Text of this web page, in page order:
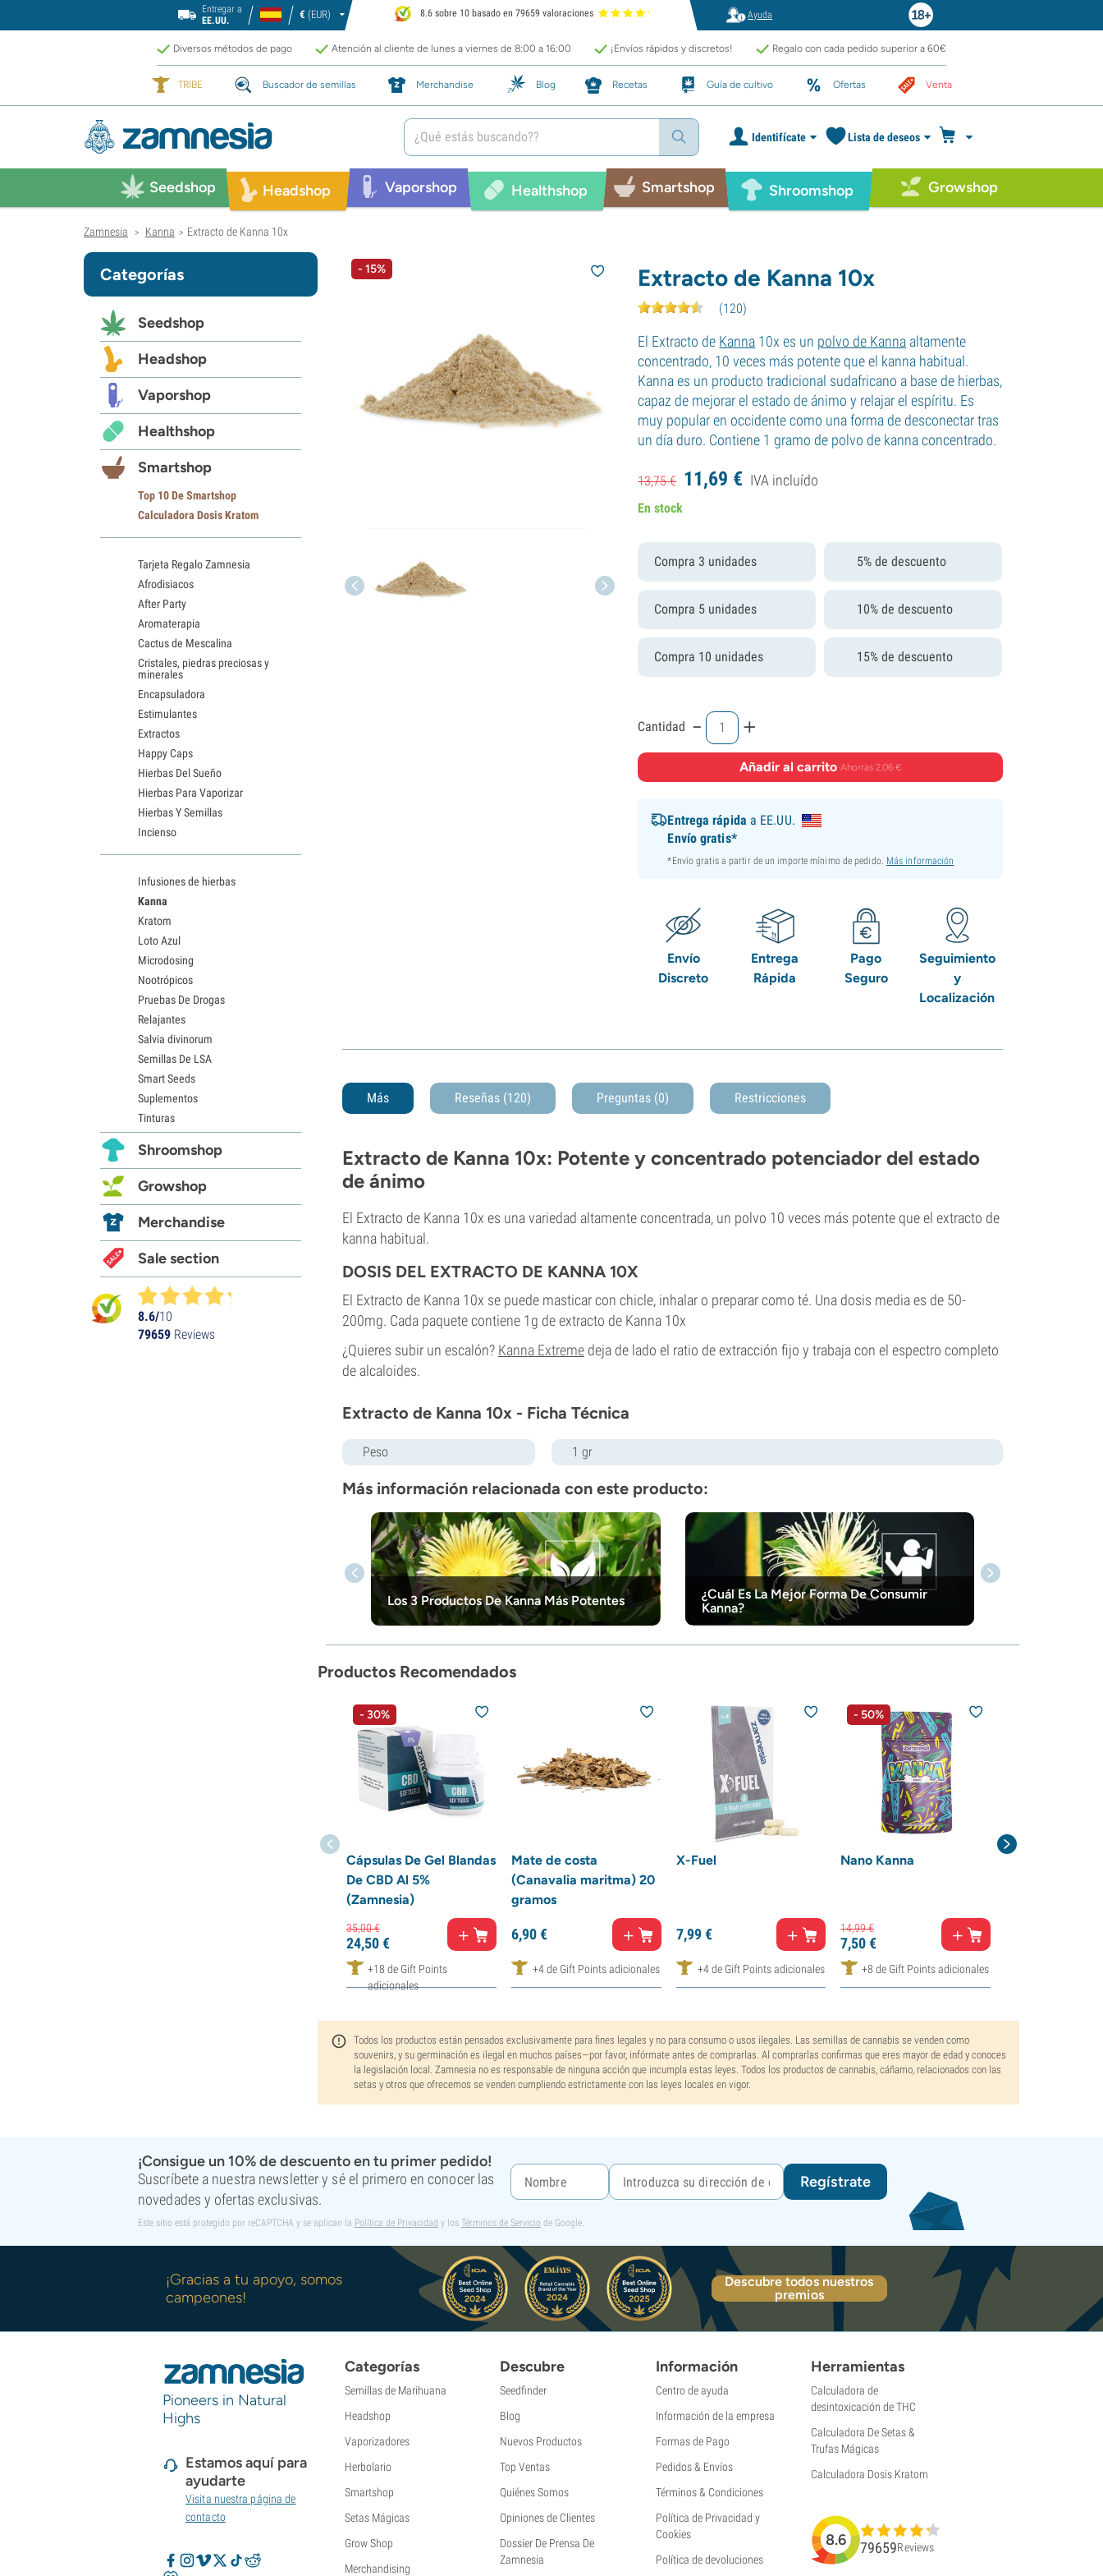
Entregar a
EE.UU.
€ (EUR) 8.6 sobre 10 basado en 79659 valoraciones Ayuda
Diversos métodos de pago Atención al cliente de lunes a viernes de 8:00 a 16:00 ¡Envíos rápidos y discretos! Regalo con cada pedido superior a 60€
TRIBE Buscador de semillas Merchandise Blog Recetas Guía de cultivo Ofertas Venta
Identifícate Lista de deseos
Seedshop Headshop Vaporshop Healthshop Smartshop Shroomshop Growshop
Zamnesia > Kanna > Extracto de Kanna 10x
- 15% Extracto de Kanna 10x
(120)
El Extracto de Kanna 10x es un polvo de Kanna altamente
concentrado, 10 veces más potente que el kanna habitual.
Kanna es un producto tradicional sudafricano a base de hierbas,
capaz de mejorar el estado de ánimo y relajar el espíritu. Es
muy popular en occidente como una forma de desconectar tras
un día duro. Contiene 1 gramo de polvo de kanna concentrado.
13,75€ 11,69 € IVA incluído
En stock
Compra 3 unidades 5% de descuento
Compra 5 unidades 10% de descuento
Compra 10 unidades 15% de descuento
Cantidad - +
Añadir al carrito·Ahorras 2,06 €
Entrega rápida a EE.UU.
Envío gratis*
*Envío gratis a partir de un importe mínimo de pedido. Más información
Envío
Discreto
Entrega
Rápida
Pago
Seguro
Seguimiento
y
Localización
Más Reseñas (120) Preguntas (0) Restricciones
Extracto de Kanna 10x: Potente y concentrado potenciador del estado
de ánimo
El Extracto de Kanna 10x es una variedad altamente concentrada, un polvo 10 veces más potente que el extracto de
kanna habitual.
DOSIS DEL EXTRACTO DE KANNA 10X
El Extracto de Kanna 10x se puede masticar con chicle, inhalar o preparar como té. Una dosis media es de 50-
200mg. Cada paquete contiene 1g de extracto de Kanna 10x
¿Quieres subir un escalón? Kanna Extreme deja de lado el ratio de extracción fijo y trabaja con el espectro completo
de alcaloides.
Extracto de Kanna 10x - Ficha Técnica
Peso 1 gr
Más información relacionada con este producto:
Los 3 Productos De Kanna Más Potentes
¿Cuál Es La Mejor Forma De Consumir
Kanna?
Productos Recomendados
- 30%
Cápsulas De Gel Blandas
De CBD Al 5%
(Zamnesia)
35,00€
24,50€
+18 de Gift Points
adicionales
Mate de costa
(Canavalia maritma) 20
gramos
6,90€
+4 de Gift Points adicionales
X-Fuel
7,99€
+4 de Gift Points adicionales
- 50%
Nano Kanna
14,99€
7,50€
+8 de Gift Points adicionales
Todos los productos están pensados exclusivamente para fines legales y no para consumo o usos ilegales. Las semillas de cannabis se venden como
souvenirs, y su germinación es ilegal en muchos países—por favor, infórmate antes de comprarlas. Al comprarlas confirmas que eres mayor de edad y conoces
la legislación local. Zamnesia no es responsable de ninguna acción que incumpla estas leyes. Todos los productos de cannabis, cáñamo, relacionados con las
setas y otros que ofrecemos se venden cumpliendo estrictamente con las leyes locales en vigor.
Categorías
Seedshop
Headshop
Vaporshop
Healthshop
Smartshop
Top 10 De Smartshop
Calculadora Dosis Kratom
Tarjeta Regalo Zamnesia
Afrodisiacos
After Party
Aromaterapia
Cactus de Mescalina
Cristales, piedras preciosas y
minerales
Encapsuladora
Estimulantes
Extractos
Happy Caps
Hierbas Del Sueño
Hierbas Para Vaporizar
Hierbas Y Semillas
Incienso
Infusiones de hierbas
Kanna
Kratom
Loto Azul
Microdosing
Nootrópicos
Pruebas De Drogas
Relajantes
Salvia divinorum
Semillas De LSA
Smart Seeds
Suplementos
Tinturas
Shroomshop
Growshop
Merchandise
Sale section
8.6/10
79659 Reviews
¡Consigue un 10% de descuento en tu primer pedido!
Suscríbete a nuestra newsletter y sé el primero en conocer las
novedades y ofertas exclusivas.
Regístrate
Este sitio está protegido por reCAPTCHA y se aplican la Política de Privacidad y los Términos de Servicio de Google.
¡Gracias a tu apoyo, somos
campeones!
Descubre todos nuestros
premios
Pioneers in Natural
Highs
Estamos aquí para
ayudarte
Visita nuestra página de
contacto
Categorías
Semillas de Marihuana
Headshop
Vaporizadores
Herbolario
Smartshop
Setas Mágicas
Grow Shop
Merchandising
Descubre
Seedfinder
Blog
Nuevos Productos
Top Ventas
Quiénes Somos
Opiniones de Clientes
Dossier De Prensa De
Zamnesia
Información
Centro de ayuda
Información de la empresa
Formas de Pago
Pedidos & Envíos
Términos & Condiciones
Política de Privacidad y
Cookies
Política de devoluciones
Herramientas
Calculadora de
desintoxicación de THC
Calculadora De Setas &
Trufas Mágicas
Calculadora Dosis Kratom
8.6 79659Reviews